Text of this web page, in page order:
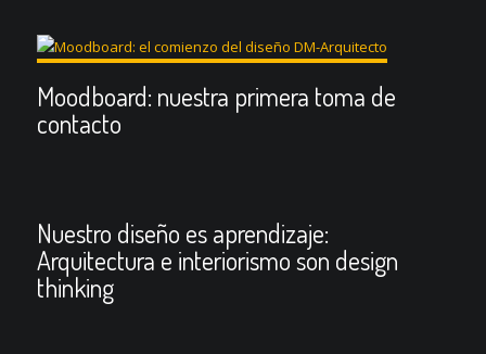
Moodboard: nuestra primera toma de
contacto
Nuestro diseño es aprendizaje:
Arquitectura e interiorismo son design
thinking